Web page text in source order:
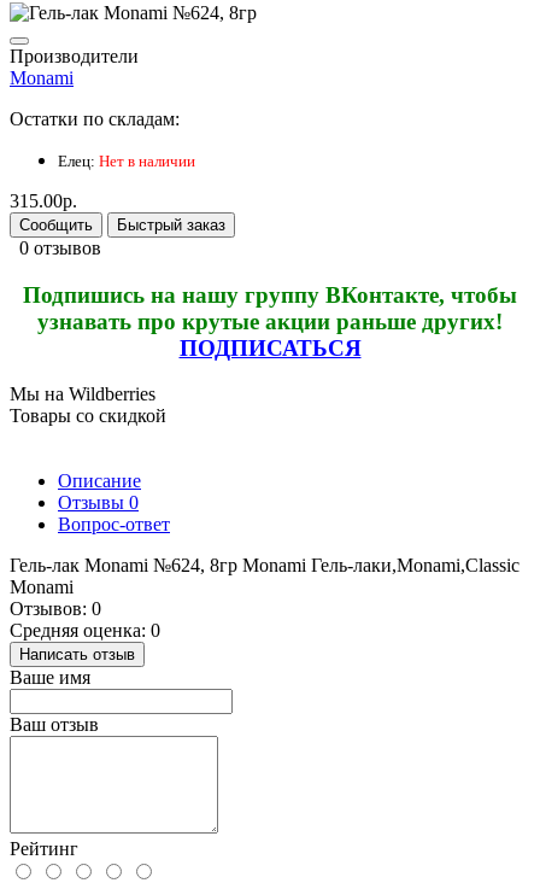
Производители
Monami
Остатки по складам:
Елец: Нет в наличии
315.00р.
Сообщить Быстрый заказ
0 отзывов
Подпишись на нашу группу ВКонтакте, чтобы
узнавать про крутые акции раньше других!
ПОДПИСАТЬСЯ
Мы на Wildberries
Товары со скидкой
Описание
Отзывы 0
Вопрос-ответ
Гель-лак Monami №624, 8гр Monami Гель-лаки,Monami,Classic
Monami
Отзывов: 0
Средняя оценка: 0
Написать отзыв
Ваше имя
Ваш отзыв
Рейтинг